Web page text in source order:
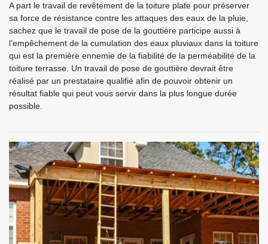
A part le travail de revêtement de la toiture plate pour préserver
sa force de résistance contre les attaques des eaux de la pluie,
sachez que le travail de pose de la gouttière participe aussi à
l’empêchement de la cumulation des eaux pluviaux dans la toiture
qui est la première ennemie de la fiabilité de la perméabilité de la
toiture terrasse. Un travail de pose de gouttière devrait être
réalisé par un prestataire qualifié afin de pouvoir obtenir un
résultat fiable qui peut vous servir dans la plus longue durée
possible.